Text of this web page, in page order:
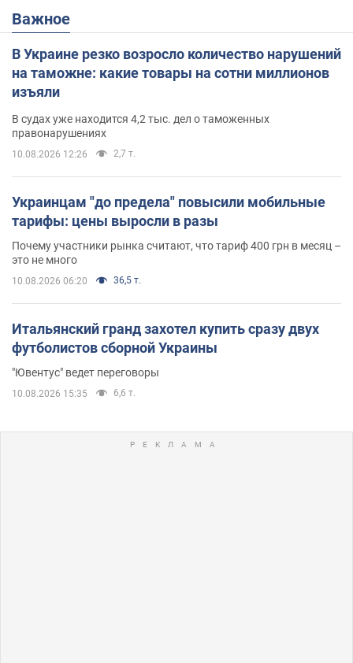
Важное
В Украине резко возросло количество нарушений
на таможне: какие товары на сотни миллионов
изъяли
В судах уже находится 4,2 тыс. дел о таможенных
правонарушениях
10.08.2026 12:26 2,7 т.
Украинцам "до предела" повысили мобильные
тарифы: цены выросли в разы
Почему участники рынка считают, что тариф 400 грн в месяц –
это не много
10.08.2026 06:20 36,5 т.
Итальянский гранд захотел купить сразу двух
футболистов сборной Украины
"Ювентус" ведет переговоры
10.08.2026 15:35 6,6 т.